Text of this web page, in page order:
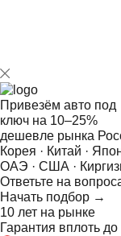
Привезём авто под
ключ на 10–25%
дешевле рынка
Корея · Китай ·
ОАЭ · США ·
Ответьте на
Начать подбор →
10 лет на рынке
Гарантия вплоть